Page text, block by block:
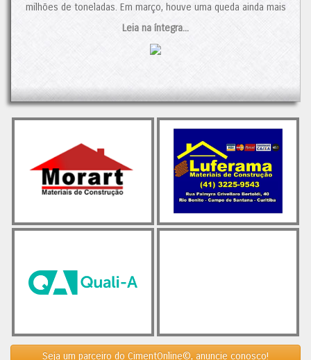
milhões de toneladas. Em março, houve uma queda ainda mais
acentuada, com 10,6% menos vendas do que no mesmo
período de 2023.
A redução nas vendas é atribuída a uma combinação de
na renda das famílias e o aumento do endividamento também
Apesar desses desafios, ainda há esperança no horizonte. O
setor de construção mantém um otimismo cauteloso,
especialmente em relação ao segmento de preparação de
terrenos e às obras de infraestrutura e residenciais. O
mercado imobiliário de baixa renda está se recuperando,
impulsionado principalmente por reformulações nos programas
habitacionais e novas opções de financiamento.
vendas quanto dos piores resultados.
Leia na íntegra...
Seja um parceiro do CimentOnline©, anuncie conosco!